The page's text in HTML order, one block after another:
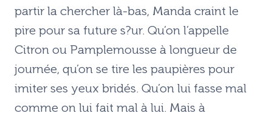
partir la chercher là-bas, Manda craint le
pire pour sa future s?ur. Qu’on l’appelle
Citron ou Pamplemousse à longueur de
journée, qu’on se tire les paupières pour
imiter ses yeux bridés. Qu’on lui fasse mal
comme on lui fait mal à lui. Mais à